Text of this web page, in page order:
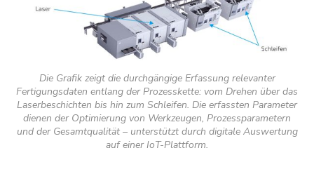
Die Grafik zeigt die durchgängige Erfassung relevanter
Fertigungsdaten entlang der Prozesskette: vom Drehen über das
Laserbeschichten bis hin zum Schleifen. Die erfassten Parameter
dienen der Optimierung von Werkzeugen, Prozessparametern
und der Gesamtqualität – unterstützt durch digitale Auswertung
auf einer IoT-Plattform.